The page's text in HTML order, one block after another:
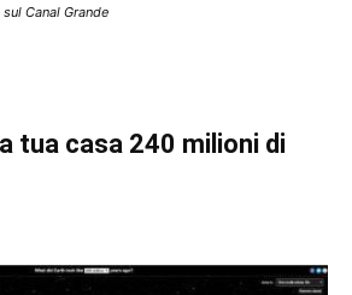
Canal Grande
tua casa 240 milioni di